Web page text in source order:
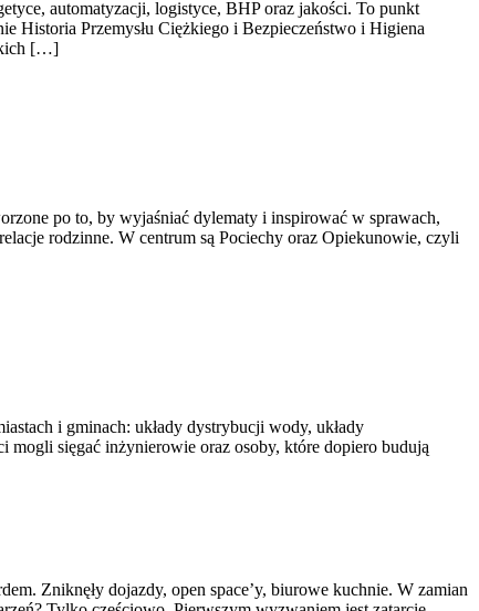
automatyzacji, logistyce, BHP oraz jakości. To punkt
Historia Przemysłu Ciężkiego i Bezpieczeństwo i Higiena
[…]
po to, by wyjaśniać dylematy i inspirować w sprawach,
rodzinne. W centrum są Pociechy oraz Opiekunowie, czyli
i gminach: układy dystrybucji wody, układy
mogli sięgać inżynierowie oraz osoby, które dopiero budują
Zniknęły dojazdy, open space’y, biurowe kuchnie. W zamian